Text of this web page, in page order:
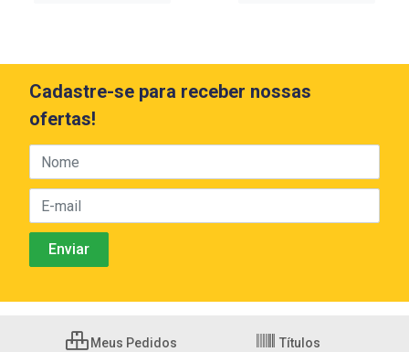
Cadastre-se para receber nossas
ofertas!
Meus Pedidos Títulos